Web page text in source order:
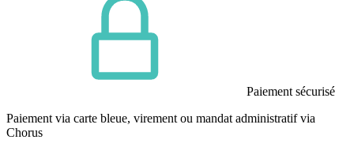
Paiement sécurisé
Paiement via carte bleue, virement ou mandat administratif via
Chorus